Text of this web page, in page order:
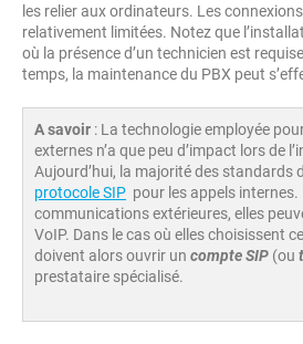
les relier aux ordinateurs. Les
relativement limitées. Notez que
où la présence d’un technicien est
temps, la maintenance du PBX peut
A savoir : La technologie employée
externes n’a que peu d’impact lors de
Aujourd’hui, la majorité des standards
protocole SIP pour les appels internes.
communications extérieures, elles
VoIP. Dans le cas où elles choisissent
doivent alors ouvrir un compte SIP (ou
prestataire spécialisé.